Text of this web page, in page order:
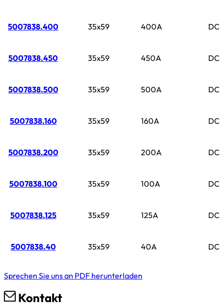
5007838.400 35x59 400A
5007838.450 35x59 450A
5007838.500 35x59 500A
5007838.160 35x59 160A
5007838.200 35x59 200A
5007838.100 35x59 100A
5007838.125 35x59 125A
5007838.40 35x59 40A
Sprechen Sie uns an PDF herunterladen
Kontakt